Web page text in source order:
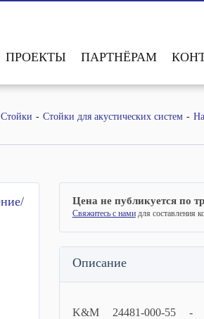
ПРОЕКТЫ ПАРТНЁРАМ
Стойки Стойки для акустических систем
Цена не публикуется по
Свяжитесь с намидля составления
Описание
K&M 24481-000-55 -